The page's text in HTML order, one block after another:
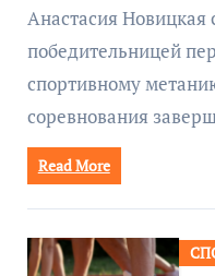
Анастасия Новицкая
победительницей
спортивному
соревнования
Read More